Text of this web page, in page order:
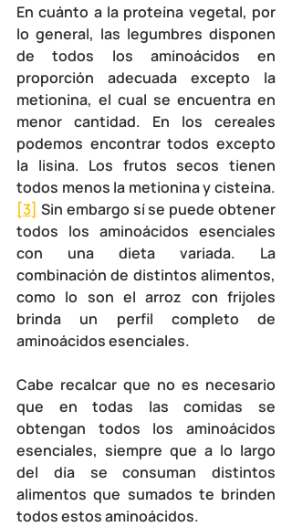
En cuánto a la proteína vegetal, por
lo general, las legumbres disponen
de todos los aminoácidos en
proporción adecuada excepto la
metionina, el cual se encuentra en
menor cantidad. En los cereales
podemos encontrar todos excepto
la lisina. Los frutos secos tienen
todos menos la metionina y cisteína.
[3] Sin embargo sí se puede obtener
todos los aminoácidos esenciales
con una dieta variada. La
combinación de distintos alimentos,
como lo son el arroz con frijoles
brinda un perfil completo de
aminoácidos esenciales.
Cabe recalcar que no es necesario
que en todas las comidas se
obtengan todos los aminoácidos
esenciales, siempre que a lo largo
del día se consuman distintos
alimentos que sumados te brinden
todos estos aminoácidos.